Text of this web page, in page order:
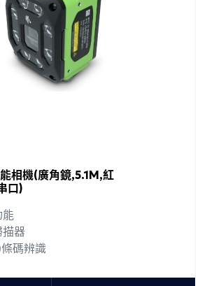
相機(廣角鏡,5.1M,紅
口)
器
碼辨識